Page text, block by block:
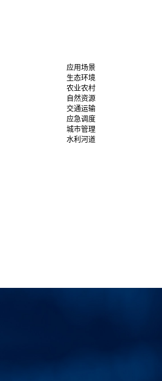
应用场景
生态环境
农业农村
自然资源
交通运输
应急调度
城市管理
水利河道